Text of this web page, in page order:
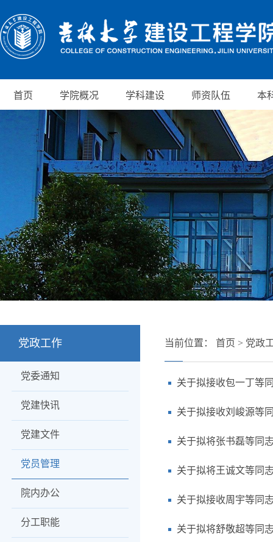
首页 学院概况 学科建设 师资队伍 本
党政工作
党委通知
党建快讯
党建文件
党员管理
院内办公
分工职能
当前位置： 首页 > 党政
关于拟接收包一丁等
关于拟接收刘峻源等
关于拟将张书磊等同
关于拟将王诚文等同
关于拟接收周宇等同
关于拟将舒敬超等同